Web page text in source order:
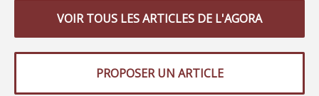
VOIR TOUS LES ARTICLES DE L'AGORA
PROPOSER UN ARTICLE